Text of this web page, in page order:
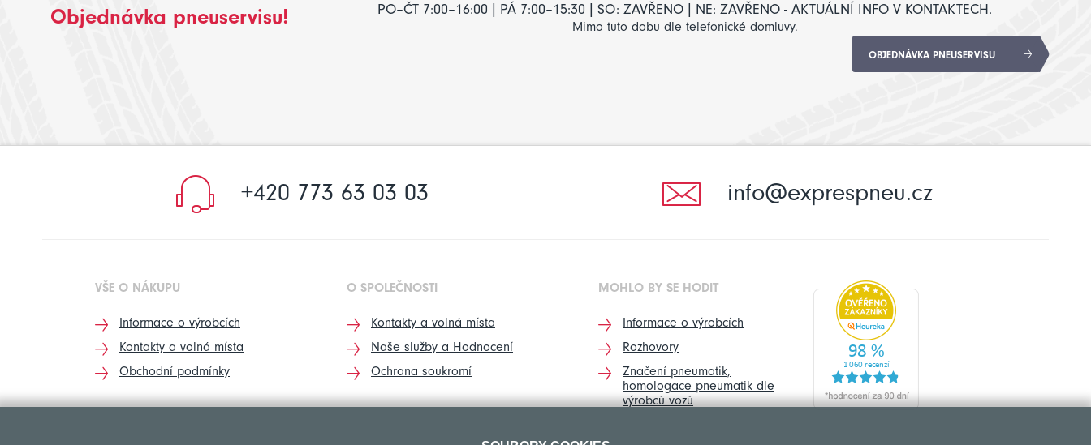
Objednávka pneuservisu! PO–ČT 7:00–16:00 | PÁ 7:00–15:30 | SO: ZAVŘENO | NE: ZAVŘENO - AKTUÁLNÍ INFO V KONTAKTECH.
Mimo tuto dobu dle telefonické domluvy.
OBJEDNÁVKA PNEUSERVISU
+420 773 63 03 03 info@exprespneu.cz
VŠE O NÁKUPU
Informace o výrobcích
Kontakty a volná místa
Obchodní podmínky
O SPOLEČNOSTI
Kontakty a volná místa
Naše služby a Hodnocení
Ochrana soukromí
MOHLO BY SE HODIT
Informace o výrobcích
Rozhovory
Značení pneumatik,
homologace pneumatik dle
výrobců vozů